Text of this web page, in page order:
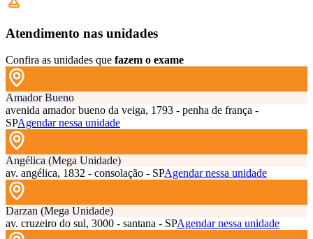
Atendimento nas unidades
Confira as unidades que fazem o exame
Amador Bueno
avenida amador bueno da veiga, 1793 - penha de frança -
SPAgendar nessa unidade
Angélica (Mega Unidade)
av. angélica, 1832 - consolação - SPAgendar nessa unidade
Darzan (Mega Unidade)
av. cruzeiro do sul, 3000 - santana - SPAgendar nessa unidade